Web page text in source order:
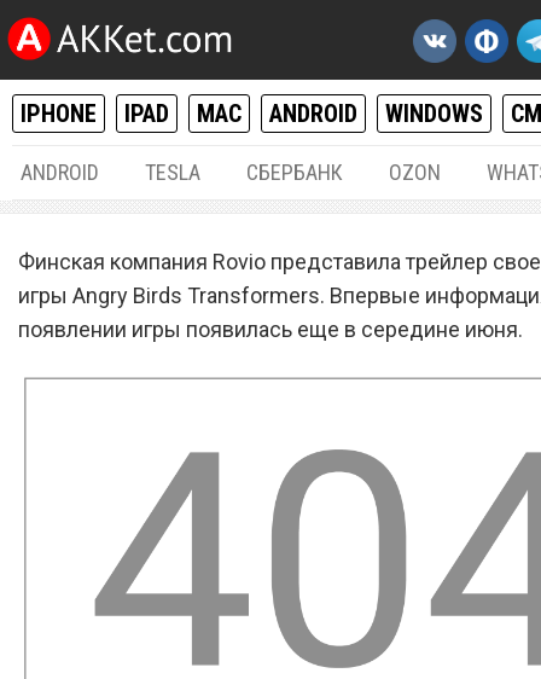
IPHONE IPAD MAC ANDROID WINDOWS
ANDROID TESLA СБЕРБАНК OZON
Rovio выпустила первый
трейлер Angry Birds
Transformers
Финская компания Rovio представила трейлер
игры Angry Birds Transformers. Впервые
появлении игры появилась еще в середине июня.